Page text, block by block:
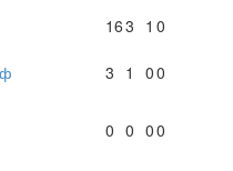
163 1 0
3 1 00
0 0 00